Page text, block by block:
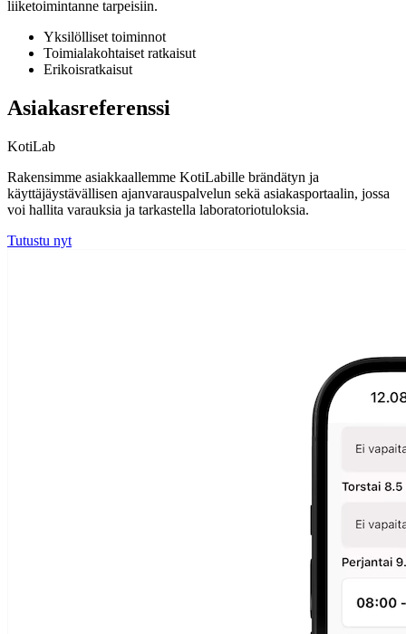
liiketoimintanne tarpeisiin.
Yksilölliset toiminnot
Toimialakohtaiset ratkaisut
Erikoisratkaisut
Asiakasreferenssi
KotiLab
Rakensimme asiakkaallemme KotiLabille brändätyn ja
käyttäjäystävällisen ajanvarauspalvelun sekä asiakasportaalin, jossa
voi hallita varauksia ja tarkastella laboratoriotuloksia.
Tutustu nyt